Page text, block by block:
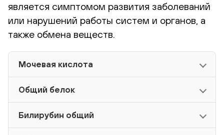
является симптомом развития заболеваний
или нарушений работы систем и органов, а
также обмена веществ.
Мочевая кислота
Общий белок
Билирубин общий